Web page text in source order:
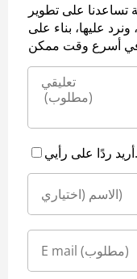
تساعدنا على تطوير
عليها، بناء على
أريد ردًا على رأيي.